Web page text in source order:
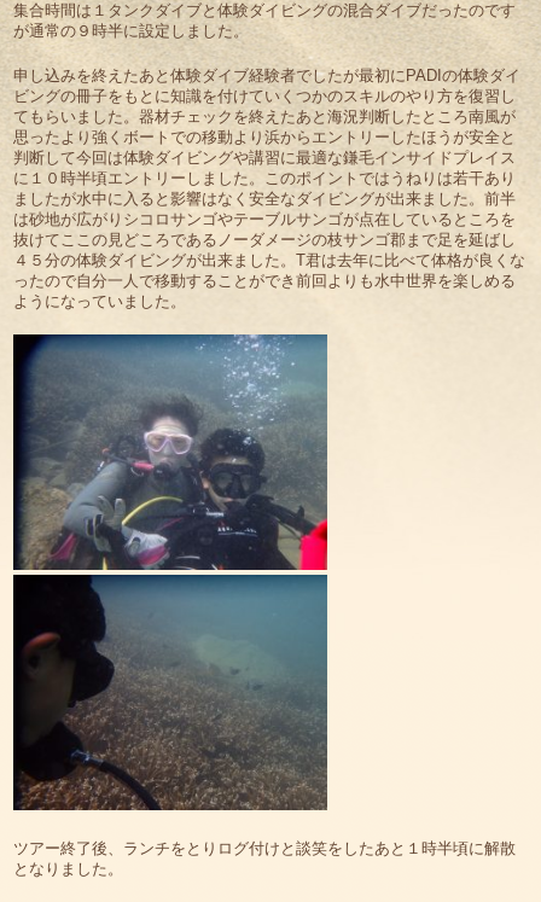
集合時間は１タンクダイブと体験ダイビングの混合ダイブだったのです
が通常の９時半に設定しました。
申し込みを終えたあと体験ダイブ経験者でしたが最初にPADIの体験ダイ
ビングの冊子をもとに知識を付けていくつかのスキルのやり方を復習し
てもらいました。器材チェックを終えたあと海況判断したところ南風が
思ったより強くボートでの移動より浜からエントリーしたほうが安全と
判断して今回は体験ダイビングや講習に最適な鎌毛インサイドプレイス
に１０時半頃エントリーしました。このポイントではうねりは若干あり
ましたが水中に入ると影響はなく安全なダイビングが出来ました。前半
は砂地が広がりシコロサンゴやテーブルサンゴが点在しているところを
抜けてここの見どころであるノーダメージの枝サンゴ郡まで足を延ばし
４５分の体験ダイビングが出来ました。T君は去年に比べて体格が良くな
ったので自分一人で移動することができ前回よりも水中世界を楽しめる
ようになっていました。
ツアー終了後、ランチをとりログ付けと談笑をしたあと１時半頃に解散
となりました。